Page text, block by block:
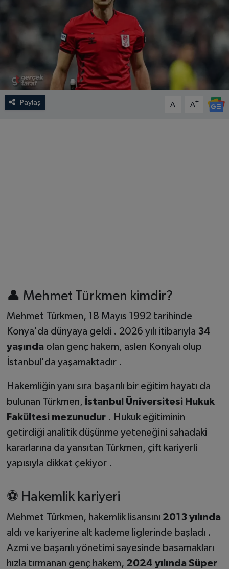
Paylaş A- A+
👤 Mehmet Türkmen kimdir?
Mehmet Türkmen, 18 Mayıs 1992 tarihinde
Konya'da dünyaya geldi . 2026 yılı itibarıyla 34
yaşındaolan genç hakem, aslen Konyalı olup
İstanbul'da yaşamaktadır .
Hakemliğin yanı sıra başarılı bir eğitim hayatı da
bulunan Türkmen, İstanbul Üniversitesi Hukuk
Fakültesi mezunudur. Hukuk eğitiminin
getirdiği analitik düşünme yeteneğini sahadaki
kararlarına da yansıtan Türkmen, çift kariyerli
yapısıyla dikkat çekiyor .
⚽ Hakemlik kariyeri
Mehmet Türkmen, hakemlik lisansını 2013 yılında
aldı ve kariyerine alt kademe liglerinde başladı .
Azmi ve başarılı yönetimi sayesinde basamakları
hızla tırmanan genç hakem, 2024 yılında Süper